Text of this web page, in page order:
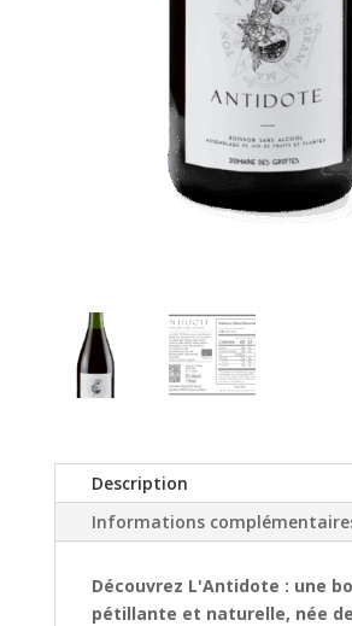
Description
Informations
Découvrez L'Antidote : une
pétillante et naturelle, née